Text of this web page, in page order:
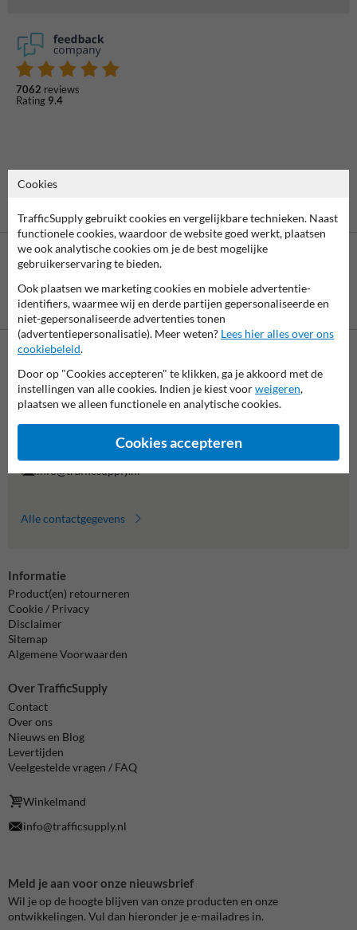
7062 reviews
Rating 9.4
Betaling achteraf
is mogelijk
Neem contact met ons op
Wij zijn op werkdagen (van 8.00 tot 17.00) te bereiken op 038-
7920070.
Vragen? Stuur een e-mail naarinfo@trafficsupply.nlof vul het
formulier in en we reageren zo spoedig mogelijk.
info@trafficsupply.nl
Alle contactgegevens
Informatie
Product(en) retourneren
Cookie / Privacy
Disclaimer
Sitemap
Algemene Voorwaarden
Over TrafficSupply
Contact
Over ons
Nieuws en Blog
Levertijden
Veelgestelde vragen / FAQ
Winkelmand
info@trafficsupply.nl
Meld je aan voor onze nieuwsbrief
Wil je op de hoogte blijven van onze producten en onze
ontwikkelingen. Vul dan hieronder je e-mailadres in.
Cookies
TrafficSupply gebruikt cookies en vergelijkbare technieken. Naast
functionele cookies, waardoor de website goed werkt, plaatsen
we ook analytische cookies om je de best mogelijke
gebruikerservaring te bieden.
Ook plaatsen we marketing cookies en mobiele advertentie-
identifiers, waarmee wij en derde partijen gepersonaliseerde en
niet-gepersonaliseerde advertenties tonen
(advertentiepersonalisatie). Meer weten? Lees hier alles over ons
cookiebeleid.
Door op "Cookies accepteren" te klikken, ga je akkoord met de
instellingen van alle cookies. Indien je kiest voorweigeren,
plaatsen we alleen functionele en analytische cookies.
Cookies accepteren